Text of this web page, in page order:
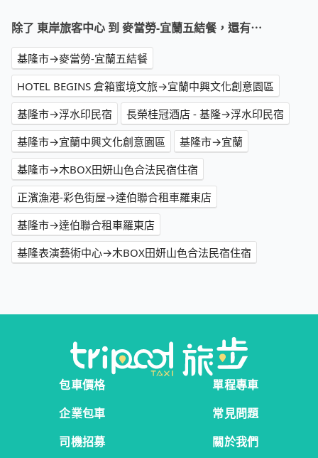
除了 東岸旅客中心 到 麥當勞-宜蘭五結餐，還有⋯
基隆市→麥當勞-宜蘭五結餐
HOTEL BEGINS 倉箱蜜境文旅→宜蘭中興文化創意園區
基隆市→浮水印民宿
長榮桂冠酒店 - 基隆→浮水印民宿
基隆市→宜蘭中興文化創意園區
基隆市→宜蘭
基隆市→木BOX田妍山色合法民宿住宿
正濱漁港-彩色街屋→達伯聯合租車羅東店
基隆市→達伯聯合租車羅東店
基隆表演藝術中心→木BOX田妍山色合法民宿住宿
包車價格
單程專車
企業包車
常見問題
司機招募
關於我們